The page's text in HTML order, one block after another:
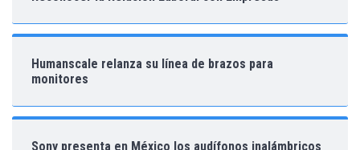
Humanscale relanza su línea de brazos para
monitores
Sony presenta en México los audífonos inalámbricos